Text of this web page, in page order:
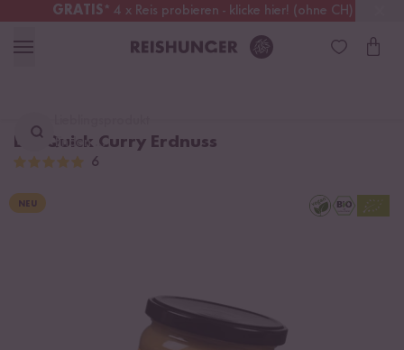
GRATIS* 4 x Reis probieren - klicke hier! (ohne CH)
Österreich Kostenloser Versand
finden ...
Bio Quick Curry Erdnuss
6
NEU